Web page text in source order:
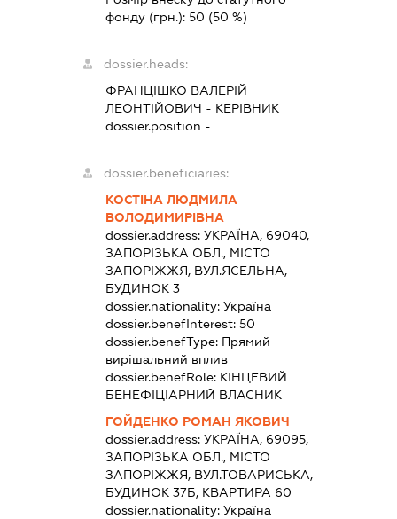
фонду (грн.): 50 (50 %)
dossier.heads:
ФРАНЦІШКО ВАЛЕРІЙ
ЛЕОНТІЙОВИЧ - КЕРІВНИК
dossier.position -
dossier.beneficiaries:
КОСТІНА ЛЮДМИЛА
ВОЛОДИМИРІВНА
dossier.address: УКРАЇНА, 69040,
ЗАПОРІЗЬКА ОБЛ., МІСТО
ЗАПОРІЖЖЯ, ВУЛ.ЯСЕЛЬНА,
БУДИНОК 3
dossier.nationality: Україна
dossier.benefInterest: 50
dossier.benefType: Прямий
вирішальний вплив
dossier.benefRole: КІНЦЕВИЙ
БЕНЕФІЦІАРНИЙ ВЛАСНИК
ГОЙДЕНКО РОМАН ЯКОВИЧ
dossier.address: УКРАЇНА, 69095,
ЗАПОРІЗЬКА ОБЛ., МІСТО
ЗАПОРІЖЖЯ, ВУЛ.ТОВАРИСЬКА,
БУДИНОК 37Б, КВАРТИРА 60
dossier.nationality: Україна